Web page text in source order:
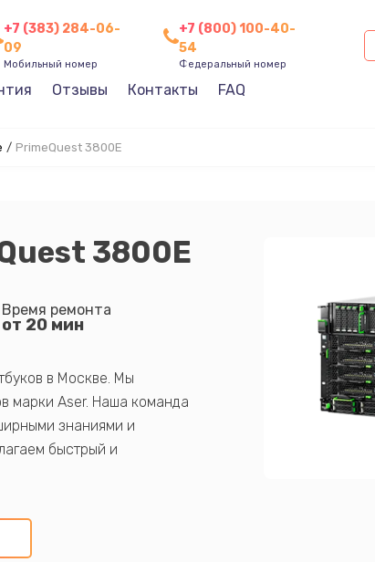
+7 (383) 284-06-
09
Мобильный номер
+7 (800) 100-40-
54
Федеральный номер
Отзывы Контакты FAQ
/ PrimeQuest 3800E
3800E
Время ремонта
от 20 мин
в Москве. Мы
марки Aser. Наша команда
знаниями и
быстрый и
компонентов, а также
удовлетворяя их
на ремонт уже